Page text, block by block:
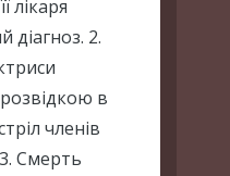
лікаря
діагноз. 2.
в
членів
3. Смерть